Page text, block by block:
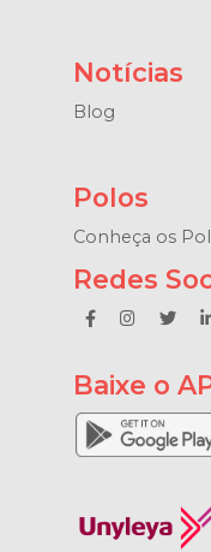
Notícias
Blog
Polos
Conheça os
Redes
Baixe o